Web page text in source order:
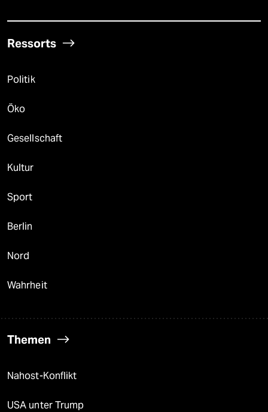
Ressorts
Politik
Öko
Gesellschaft
Kultur
Sport
Berlin
Nord
Wahrheit
Themen
Nahost-Konflikt
USA unter Trump